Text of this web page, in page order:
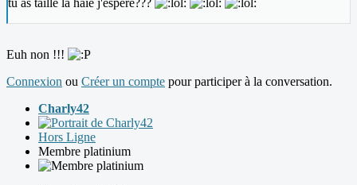
tu as taillé la haie j'espère???
Euh non !!!
Connexion ou Créer un compte pour participer à la conversation.
Charly42
Hors Ligne
Membre platinium